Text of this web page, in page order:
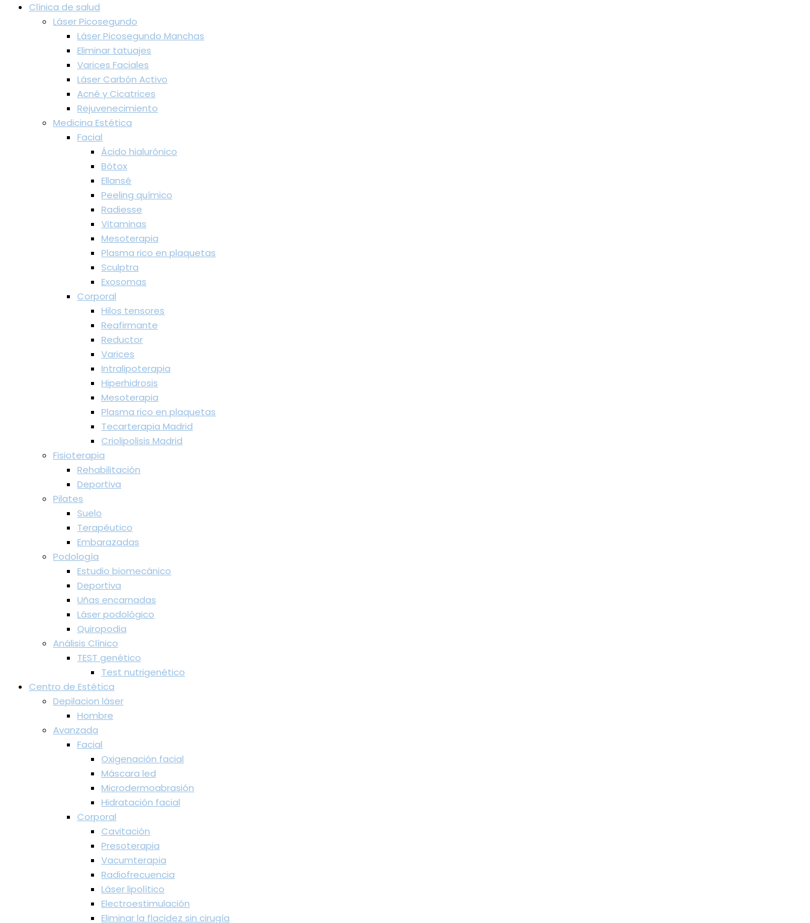
Clínica de salud
Láser Picosegundo
Láser Picosegundo Manchas
Eliminar tatuajes
Varices Faciales
Láser Carbón Activo
Acné y Cicatrices
Rejuvenecimiento
Medicina Estética
Facial
Ácido hialurónico
Bótox
Ellansé
Peeling químico
Radiesse
Vitaminas
Mesoterapia
Plasma rico en plaquetas
Sculptra
Exosomas
Corporal
Hilos tensores
Reafirmante
Reductor
Varices
Intralipoterapia
Hiperhidrosis
Mesoterapia
Plasma rico en plaquetas
Tecarterapia Madrid
Criolipolisis Madrid
Fisioterapia
Rehabilitación
Deportiva
Pilates
Suelo
Terapéutico
Embarazadas
Podología
Estudio biomecánico
Deportiva
Uñas encarnadas
Láser podológico
Quiropodia
Análisis Clínico
TEST genético
Test nutrigenético
Centro de Estética
Depilacion láser
Hombre
Avanzada
Facial
Oxigenación facial
Máscara led
Microdermoabrasión
Hidratación facial
Corporal
Cavitación
Presoterapia
Vacumterapia
Radiofrecuencia
Láser lipolítico
Electroestimulación
Eliminar la flacidez sin cirugía